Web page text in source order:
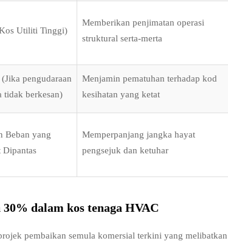
Utiliti Tinggi)
Memberikan penjimatan operasi
struktural serta-merta
pengudaraan
tidak berkesan)
Menjamin pematuhan terhadap kod
kesihatan yang ketat
Beban yang
Dipantas
Memperpanjang jangka hayat
pengsejuk dan ketuhar
dalam kos tenaga HVAC
pembaikan semula komersial terkini yang melibatkan